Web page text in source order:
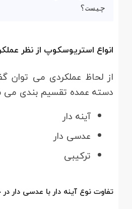
چیست؟
انواع استریوسکوپ از نظر
از لحاظ عملکردی می توان
دسته عمده تقسیم بندی می
آینه دار
عدسی دار
ترکیبی
تفاوت نوع آینه دار با عدسی دار